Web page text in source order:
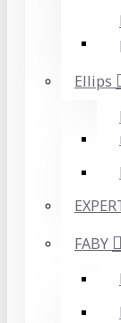
Ellips
FABY